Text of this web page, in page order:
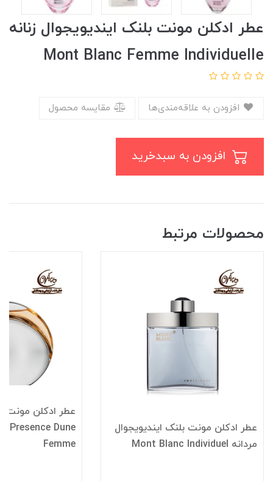
عطر ادکلن مونت بلنک ایندیویجوال زنانه
Mont Blanc Femme Individuelle
مقایسه محصول
محصولات مرتبط
عطر ادکلن مونت بلنک ایندیویجوال
مردانه Mont Blanc Individuel
عطر ادکلن
Presence Dune
Femme